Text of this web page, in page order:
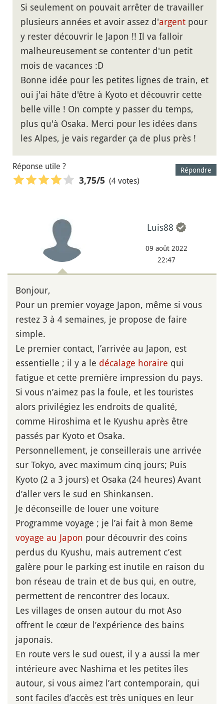
Si seulement on pouvait arrêter de travailler
plusieurs années et avoir assez d'argent pour
y rester découvrir le Japon !! Il va falloir
malheureusement se contenter d'un petit
mois de vacances :D
Bonne idée pour les petites lignes de train, et
oui j'ai hâte d'être à Kyoto et découvrir cette
belle ville ! On compte y passer du temps,
plus qu'à Osaka. Merci pour les idées dans
les Alpes, je vais regarder ça de plus près !
Répondre
Réponse utile ?
3,75/5 (4 votes)
Luis88
09 août 2022
22:47
Bonjour,
Pour un premier voyage Japon, même si vous
restez 3 à 4 semaines, je propose de faire
simple.
Le premier contact, l’arrivée au Japon, est
essentielle ; il y a le décalage horaire qui
fatigue et cette première impression du pays.
Si vous n’aimez pas la foule, et les touristes
alors privilégiez les endroits de qualité,
comme Hiroshima et le Kyushu après être
passés par Kyoto et Osaka.
Personnellement, je conseillerais une arrivée
sur Tokyo, avec maximum cinq jours; Puis
Kyoto (2 a 3 jours) et Osaka (24 heures) Avant
d’aller vers le sud en Shinkansen.
Je déconseille de louer une voiture
Programme voyage ; je l’ai fait à mon 8eme
voyage au Japon pour découvrir des coins
perdus du Kyushu, mais autrement c’est
galère pour le parking est inutile en raison du
bon réseau de train et de bus qui, en outre,
permettent de rencontrer des locaux.
Les villages de onsen autour du mot Aso
offrent le cœur de l’expérience des bains
japonais.
En route vers le sud ouest, il y a aussi la mer
intérieure avec Nashima et les petites îles
autour, si vous aimez l’art contemporain, qui
sont faciles d’accès est très uniques en leur